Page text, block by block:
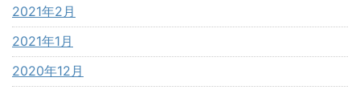
2021年2月
2021年1月
2020年12月